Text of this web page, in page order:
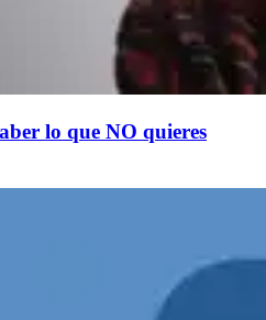
lo que NO quieres